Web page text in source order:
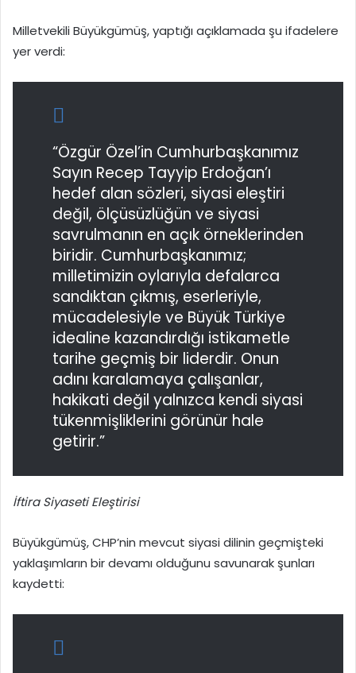
Milletvekili Büyükgümüş, yaptığı açıklamada şu ifadelere
yer verdi:
“Özgür Özel’in Cumhurbaşkanımız
Sayın Recep Tayyip Erdoğan’ı
hedef alan sözleri, siyasi eleştiri
değil, ölçüsüzlüğün ve siyasi
savrulmanın en açık örneklerinden
biridir. Cumhurbaşkanımız;
milletimizin oylarıyla defalarca
sandıktan çıkmış, eserleriyle,
mücadelesiyle ve Büyük Türkiye
idealine kazandırdığı istikametle
tarihe geçmiş bir liderdir. Onun
adını karalamaya çalışanlar,
hakikati değil yalnızca kendi siyasi
tükenmişliklerini görünür hale
getirir.”
İftira Siyaseti Eleştirisi
Büyükgümüş, CHP’nin mevcut siyasi dilinin geçmişteki
yaklaşımların bir devamı olduğunu savunarak şunları
kaydetti: